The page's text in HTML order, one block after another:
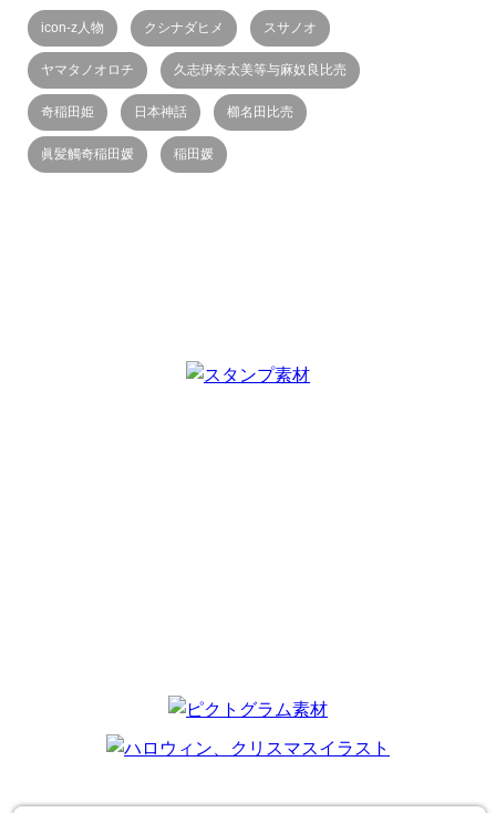
icon-z人物 クシナダヒメ スサノオ
ヤマタノオロチ 久志伊奈太美等与麻奴良比売
奇稲田姫 日本神話 櫛名田比売
眞髪觸奇稲田媛 稲田媛